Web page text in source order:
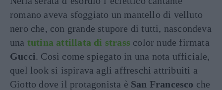
romano aveva sfoggiato un mantello di velluto
nero che, con grande stupore di tutti, nascondeva
una tutina attillata di strass color nude firmata
Gucci. Così come spiegato in una nota ufficiale,
quel look si ispirava agli affreschi attribuiti a
Giotto dove il protagonista è San Francesco che